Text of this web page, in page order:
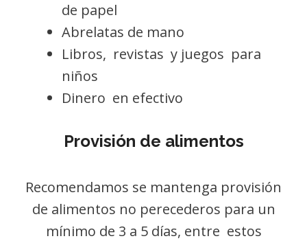
de papel
Abrelatas de mano
Libros, revistas y juegos para
niños
Dinero en efectivo
Provisión de alimentos
Recomendamos se mantenga provisión
de alimentos no perecederos para un
mínimo de 3 a 5 días, entre estos